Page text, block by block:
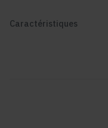
Caractéristiques